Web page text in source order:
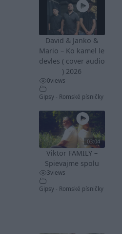
David & Janko &
Mario – Ko kamel le
devles ( cover audio
) 2026
0views
Gipsy - Romské písničky
03:04
Viktor FAMILY –
Spievajme spolu
3views
Gipsy - Romské písničky